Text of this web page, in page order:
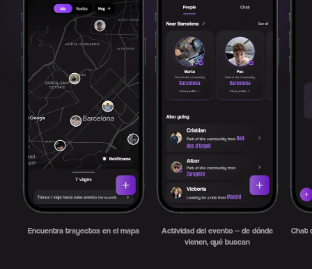
Encuentra trayectos en el mapa
Actividad del evento — de dónde
vienen, qué buscan
Chat